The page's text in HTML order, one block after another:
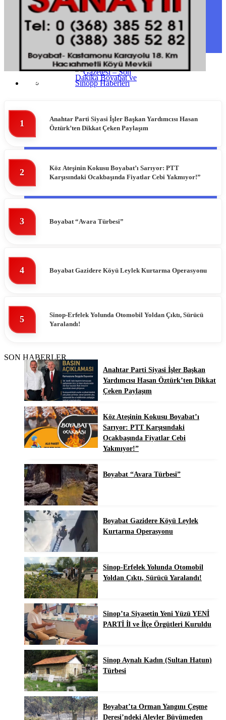
SINOP
BOYABAT
DURAĞAN
AYANCIK
DIKMEN
GERZE
SIYASET
GENEL
SPOR
SERVISLER
HAVA DURUMU
PUAN DURUMLARI
1
Anahtar Parti Siyasi İşler Başkan Yardımcısı Hasan
Öztürk’ten Dikkat Çeken Paylaşım
2
Köz Ateşinin Kokusu Boyabat’ı Sarıyor: PTT
Karşısındaki Ocakbaşında Fiyatlar Cebi Yakmıyor!”
3 Boyabat “Avara Türbesi”
4 Boyabat Gazidere Köyü Leylek Kurtarma Operasyonu
5
Sinop-Erfelek Yolunda Otomobil Yoldan Çıktı, Sürücü
Yaralandı!
SON HABERLER
Anahtar Parti Siyasi İşler Başkan
Yardımcısı Hasan Öztürk’ten Dikkat
Çeken Paylaşım
Köz Ateşinin Kokusu Boyabat’ı
Sarıyor: PTT Karşısındaki
Ocakbaşında Fiyatlar Cebi
Yakmıyor!”
Boyabat “Avara Türbesi”
Boyabat Gazidere Köyü Leylek
Kurtarma Operasyonu
Sinop-Erfelek Yolunda Otomobil
Yoldan Çıktı, Sürücü Yaralandı!
Sinop’ta Siyasetin Yeni Yüzü YENİ
PARTİ İl ve İlçe Örgütleri Kuruldu
Sinop Aynalı Kadın (Sultan Hatun)
Türbesi
Boyabat’ta Orman Yangını Çeşme
Deresi’ndeki Alevler Büyümeden